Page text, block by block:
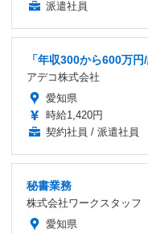
派遣社員
「年収300から600万
アデコ株式会社
愛知県
時給1,420円
契約社員 / 派遣社員
秘書業務
株式会社ワークスタッフ
愛知県